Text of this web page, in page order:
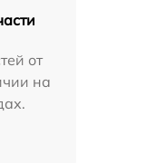
от
на